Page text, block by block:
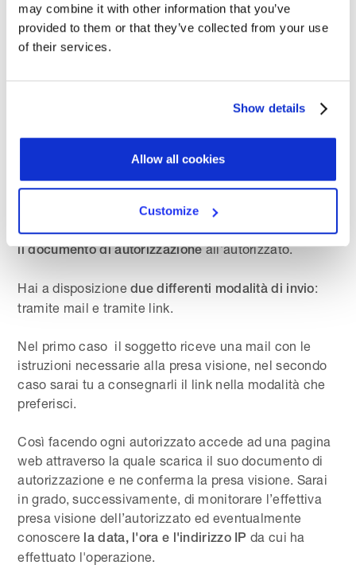
may combine it with other information that you’ve
provided to them or that they’ve collected from your use
of their services.
Show details
Allow all cookies
Customize
Invio digitale del documento
di autorizzazione
Per inviare digitalmente i documenti ad un autorizzato
sezioneAutorizzazioni.
Tramite il pulsanteNuova richiestainvii digitalmente
il documento di autorizzazioneall’autorizzato.
Hai a disposizionedue differenti modalità di invio:
tramite mail e tramite link.
Nel primo caso il soggetto riceve una mail con le
istruzioni necessarie alla presa visione, nel secondo
caso sarai tu a consegnarli il link nella modalità che
preferisci.
Così facendo ogni autorizzato accede ad una pagina
web attraverso la quale scarica il suo documento di
autorizzazione e ne conferma la presa visione. Sarai
in grado, successivamente, di monitorare l’effettiva
presa visione dell’autorizzato ed eventualmente
conoscere la data, l'ora e l'indirizzo IP da cui ha
effettuato l'operazione.